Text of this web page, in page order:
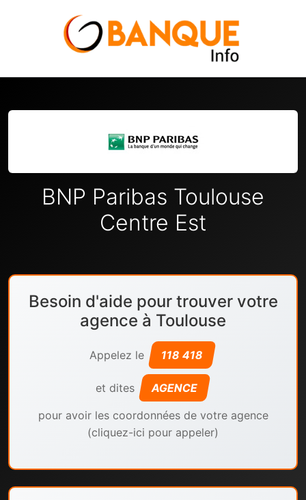
BNP Paribas Toulouse
Centre Est
Besoin d'aide pour trouver votre
agence à Toulouse
Appelez le 118 418
et dites AGENCE
pour avoir les coordonnées de votre agence
(cliquez-ici pour appeler)